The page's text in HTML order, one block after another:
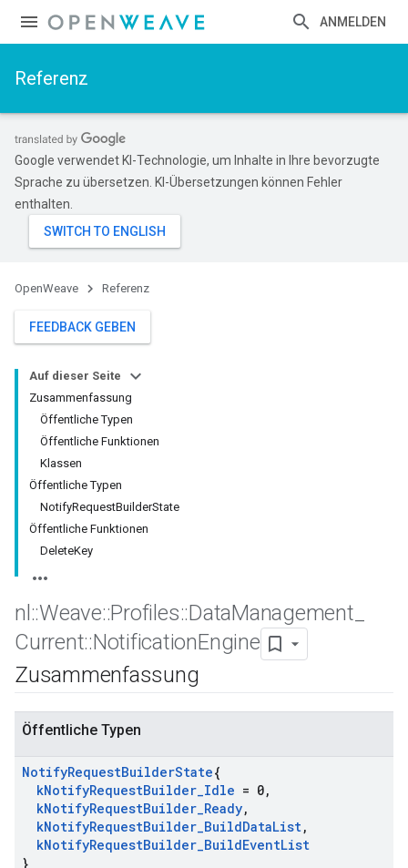
ANMELDEN
Referenz
Google verwendet KI-Technologie, um Inhalte in Ihre bevorzugte
Sprache zu übersetzen. KI-Übersetzungen können Fehler
enthalten.
OpenWeave Referenz
FEEDBACK GEBEN
Auf dieser Seite
Zusammenfassung
Öffentliche Typen
Öffentliche Funktionen
Klassen
Öffentliche Typen
NotifyRequestBuilderState
Öffentliche Funktionen
DeleteKey
nl ::Weave::Profiles::DataManagement
Current::NotificationEngine
Zusammenfassung
Öffentliche Typen
NotifyRequestBuilderState{
kNotifyRequestBuilder_Idle = 0,
kNotifyRequestBuilder_Ready,
kNotifyRequestBuilder_BuildDataList,
kNotifyRequestBuilder_BuildEventList
}